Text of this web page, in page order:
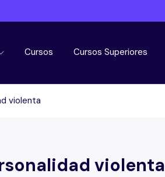
Cursos Cursos Superiores
violenta
violenta